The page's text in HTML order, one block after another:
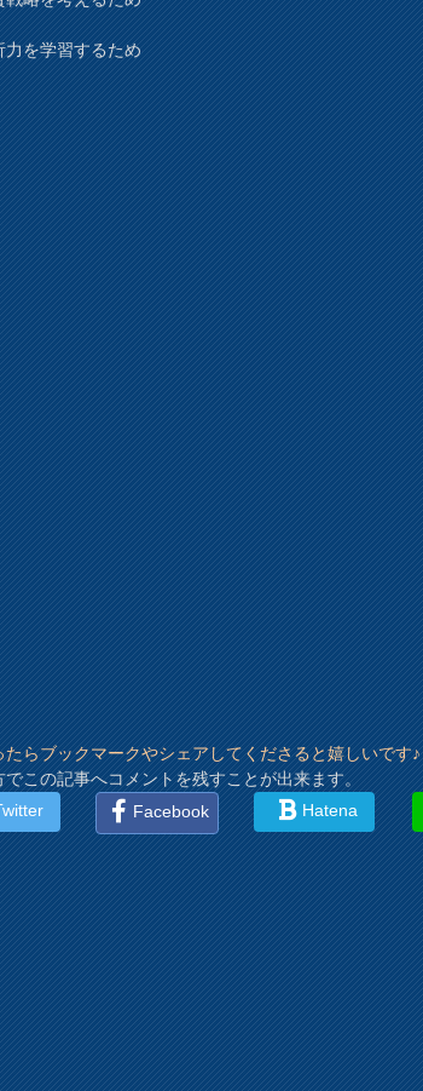
力を学習するため
らブックマークやシェアしてくださると嬉しいです♪
でこの記事へコメントを残すことが出来ます。
Facebook Hatena